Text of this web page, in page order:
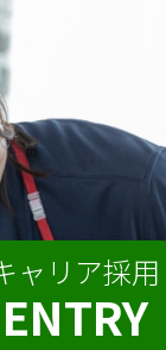
ャリア採用
ENTRY